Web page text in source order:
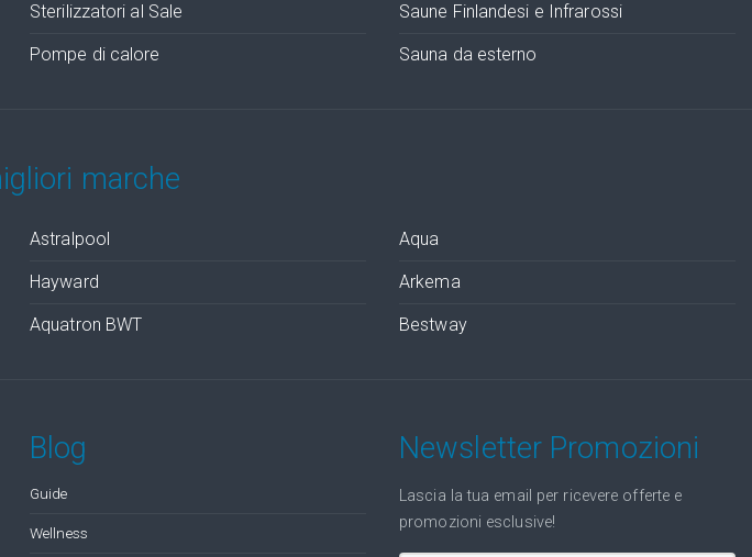
Sterilizzatori al Sale
Pompe di calore
Saune Finlandesi e Infrarossi
Sauna da esterno
marche
Astralpool
Hayward
Aquatron BWT
Aqua
Arkema
Bestway
Blog
Guide
Wellness
Newsletter Promozioni
Lascia la tua email per ricevere offerte e
promozioni esclusive!